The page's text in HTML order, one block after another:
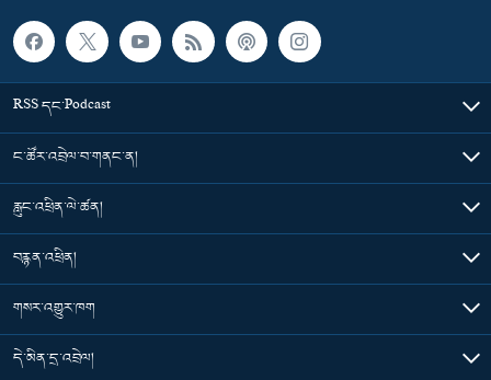
RSS དང་Podcast
ང་ཚོར་འབྲེལ་བ་གནང་ན།
རླུང་འཕྲིན་ལེ་ཚན།
བརྙན་འཕྲིན།
གསར་འགྱུར་ཁག
དེ་མིན་དྲ་འབྲེལ།